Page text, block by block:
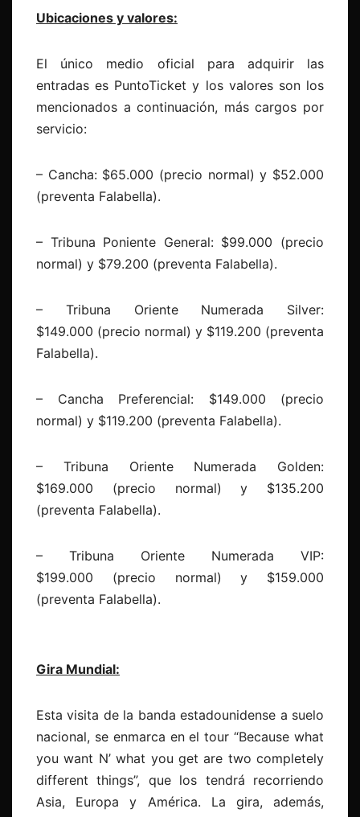
Ubicaciones y valores:
El único medio oficial para adquirir las
entradas es PuntoTicket y los valores son los
mencionados a continuación, más cargos por
servicio:
– Cancha: $65.000 (precio normal) y $52.000
(preventa Falabella).
– Tribuna Poniente General: $99.000 (precio
normal) y $79.200 (preventa Falabella).
– Tribuna Oriente Numerada Silver:
$149.000 (precio normal) y $119.200 (preventa
Falabella).
– Cancha Preferencial: $149.000 (precio
normal) y $119.200 (preventa Falabella).
– Tribuna Oriente Numerada Golden:
$169.000 (precio normal) y $135.200
(preventa Falabella).
– Tribuna Oriente Numerada VIP:
$199.000 (precio normal) y $159.000
(preventa Falabella).
Gira Mundial:
Esta visita de la banda estadounidense a suelo
nacional, se enmarca en el tour “Because what
you want N’ what you get are two completely
different things”, que los tendrá recorriendo
Asia, Europa y América. La gira, además,